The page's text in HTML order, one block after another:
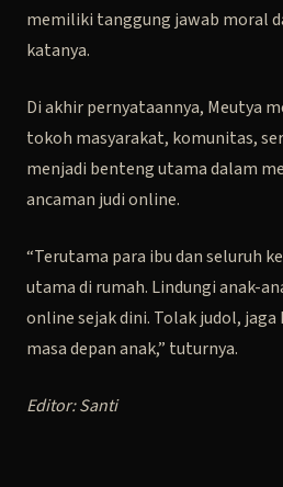
memiliki tanggung jawab moral
katanya.
Di akhir pernyataannya, Meutya
tokoh masyarakat, komunitas,
menjadi benteng utama dalam
ancaman judi online.
“Terutama para ibu dan seluruh
utama di rumah. Lindungi anak-
online sejak dini. Tolak judol,
masa depan anak,” tuturnya.
Editor: Santi